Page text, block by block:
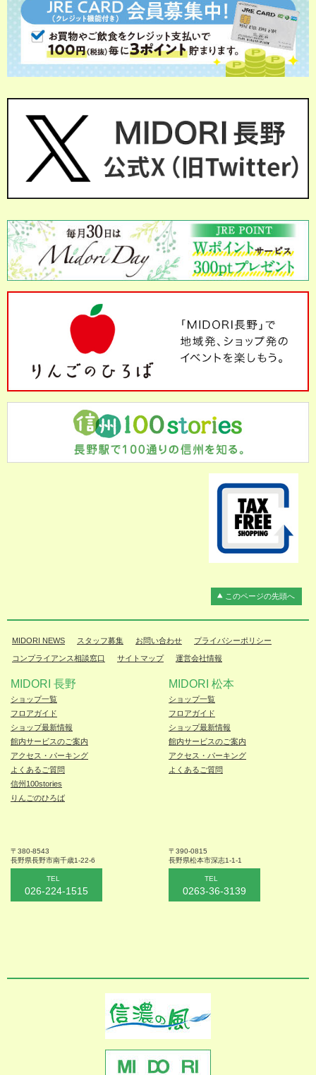
このページの先頭へ
MIDORI NEWS スタッフ募集 お問い合わせ プライバシーポリシー
コンプライアンス相談窓口 サイトマップ 運営会社情報
MIDORI 長野
ショップ一覧
フロアガイド
ショップ最新情報
館内サービスのご案内
アクセス・パーキング
よくあるご質問
信州100stories
りんごのひろば
〒380-8543
長野県長野市南千歳1-22-6
TEL
026-224-1515
MIDORI 松本
ショップ一覧
フロアガイド
ショップ最新情報
館内サービスのご案内
アクセス・パーキング
よくあるご質問
〒390-0815
長野県松本市深志1-1-1
TEL
0263-36-3139